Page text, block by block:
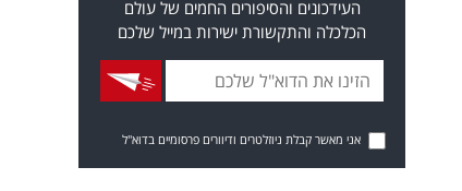
העידכונים והסיפורים החמים של עולם
הכלכלה והתקשורת ישירות במייל שלכם
אני מאשר קבלת ניוזלטרים ודיוורים פרסומיים בדוא"ל